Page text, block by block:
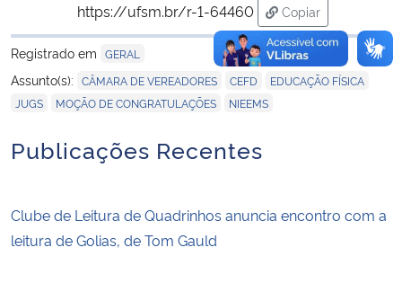
https://ufsm.br/r-1-64460
Copiar
para área de
Registrado em GERAL
Assunto(s): CÂMARA DE VEREADORES CEFD EDUCAÇÃO FÍSICA
JUGS MOÇÃO DE CONGRATULAÇÕES NIEEMS
Publicações Recentes
Clube de Leitura de Quadrinhos anuncia encontro com a
leitura de Golias, de Tom Gauld